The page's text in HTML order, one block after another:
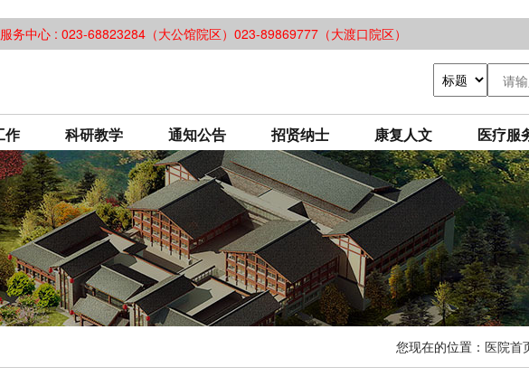
务中心 : 023-68823284（大公馆院区）023-89869777（大渡口院区）
作 科研教学 通知公告 招贤纳士 康复人文 医疗服
您现在的位置： 医院首